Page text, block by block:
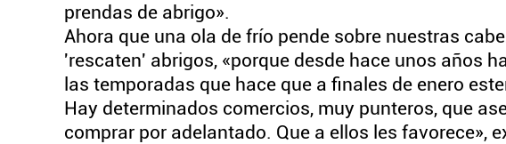
prendas de abrigo».
Ahora que una ola de frío pende sobre nuestras
'rescaten' abrigos, «porque desde hace unos años
las temporadas que hace que a finales de enero
Hay determinados comercios, muy punteros, que
comprar por adelantado. Que a ellos les favorece»,